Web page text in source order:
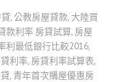
,公教房屋貸款, 大陸買
款利率 房貸試算, 房屋
利最低銀行比較2016,
利率, 房貸利率試算表,
, 青年首次購屋優惠房